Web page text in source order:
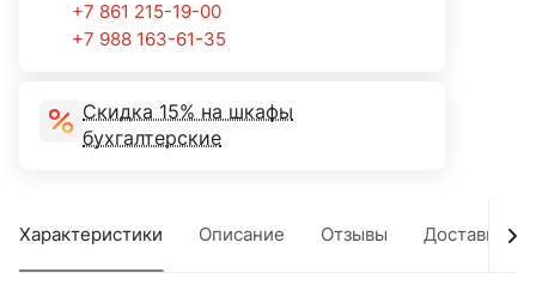
+7 861 215-19-00
+7 988 163-61-35
Скидка 15% на шкафы
бухгалтерские
Характеристики Описание Отзывы Доставка